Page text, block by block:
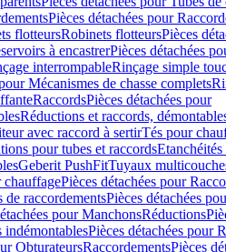
Pièces détachées pour
flotteursRobinets flotteursPièces
à encastrerPièces détachées
interrompableRinçage simple
Mécanismes de chasse complets
RaccordsPièces détachées pour
Réductions et raccords,
avec raccord à sertirTés pour
pour tubes et raccords
Geberit PushFitTuyaux
chauffagePièces détachées pour
de raccordementsPièces détachées
pour ManchonsRéductions
indémontablesPièces détachées pour
ObturateursRaccordementsPièces